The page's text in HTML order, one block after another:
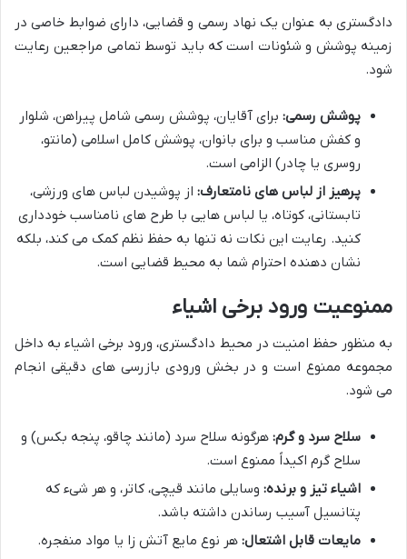
دادگستری به عنوان یک نهاد رسمی و قضایی، دارای ضوابط خاصی در
زمینه پوشش و شئونات است که باید توسط تمامی مراجعین رعایت
شود.
پوشش رسمی: برای آقایان، پوشش رسمی شامل پیراهن، شلوار
و کفش مناسب و برای بانوان، پوشش کامل اسلامی (مانتو،
روسری یا چادر) الزامی است.
پرهیز از لباس های نامتعارف: از پوشیدن لباس های ورزشی،
تابستانی، کوتاه، یا لباس هایی با طرح های نامناسب خودداری
کنید. رعایت این نکات نه تنها به حفظ نظم کمک می کند، بلکه
نشان دهنده احترام شما به محیط قضایی است.
ممنوعیت ورود برخی اشیاء
به منظور حفظ امنیت در محیط دادگستری، ورود برخی اشیاء به داخل
مجموعه ممنوع است و در بخش ورودی بازرسی های دقیقی انجام
می شود.
سلاح سرد و گرم: هرگونه سلاح سرد (مانند چاقو، پنجه بکس) و
سلاح گرم اکیداً ممنوع است.
اشیاء تیز و برنده: وسایلی مانند قیچی، کاتر، و هر شیء که
پتانسیل آسیب رساندن داشته باشد.
مایعات قابل اشتعال: هر نوع مایع آتش زا یا مواد منفجره.